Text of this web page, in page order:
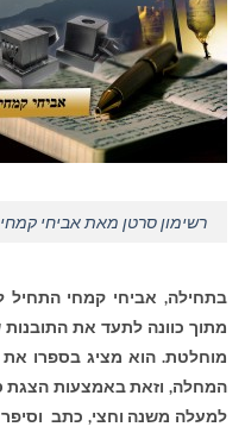
רשימון סרטן מאת אביחי קמחי
בתחילה, אביחי קמחי התחיל
מתוך כוונה לתעד את
מוחלטת. הוא מציג בספרו
המחלה, וזאת באמצעות הצגת
למעלה משנה וחצי, כתב וסיפר